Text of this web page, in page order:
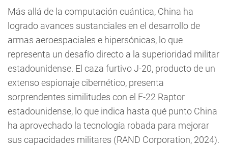
Más allá de la computación cuántica, China ha
logrado avances sustanciales en el desarrollo de
armas aeroespaciales e hipersónicas, lo que
representa un desafío directo a la superioridad militar
estadounidense. El caza furtivo J-20, producto de un
extenso espionaje cibernético, presenta
sorprendentes similitudes con el F-22 Raptor
estadounidense, lo que indica hasta qué punto China
ha aprovechado la tecnología robada para mejorar
sus capacidades militares (RAND Corporation, 2024).